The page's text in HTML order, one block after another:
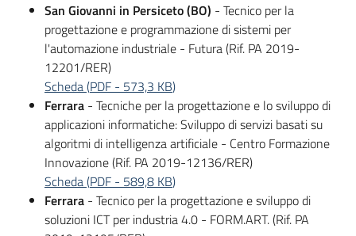
San Giovanni in Persiceto (BO) - Tecnico per la
progettazione e programmazione di sistemi per
l'automazione industriale - Futura (Rif. PA 2019-
12201/RER)
Scheda(PDF - 573,3 KB)
Ferrara - Tecniche per la progettazione e lo sviluppo di
applicazioni informatiche: Sviluppo di servizi basati su
algoritmi di intelligenza artificiale - Centro Formazione
Innovazione (Rif. PA 2019-12136/RER)
Scheda(PDF - 589,8 KB)
Ferrara - Tecnico per la progettazione e sviluppo di
soluzioni ICT per industria 4.0 - FORM.ART. (Rif. PA